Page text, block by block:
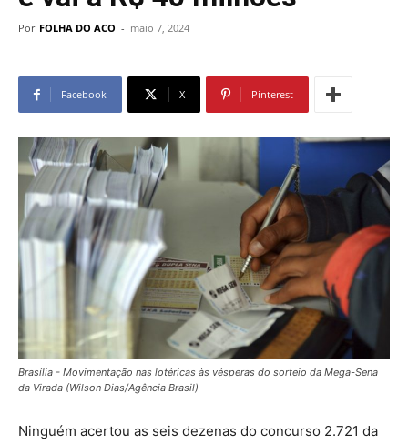
Por FOLHA DO ACO - maio 7, 2024
Facebook X Pinterest
Brasília - Movimentação nas lotéricas às vésperas do sorteio da Mega-Sena
da Virada (Wilson Dias/Agência Brasil)
Ninguém acertou as seis dezenas do concurso 2.721 da